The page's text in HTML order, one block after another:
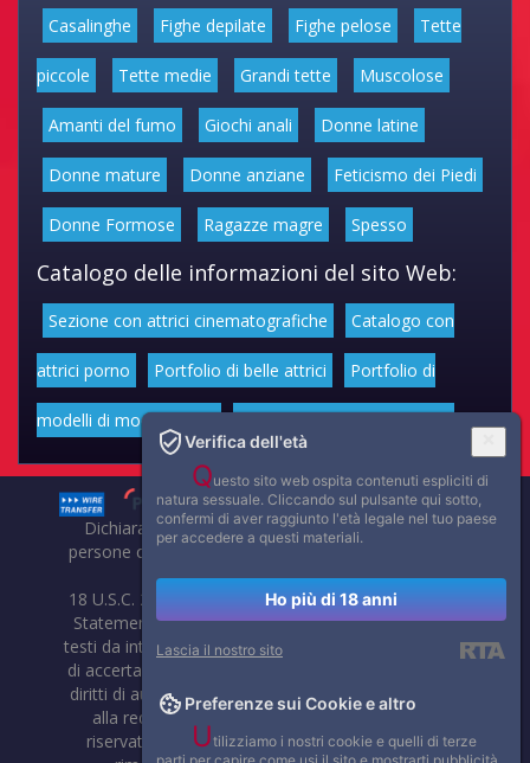
Casalinghe Fighe depilate Fighe pelose Tette
piccole Tette medie Grandi tette Muscolose
Amanti del fumo Giochi anali Donne latine
Donne mature Donne anziane Feticismo dei Piedi
Donne Formose Ragazze magre Spesso
Catalogo delle informazioni del sito Web:
Sezione con attrici cinematografiche Catalogo con
attrici porno Portfolio di belle attrici Portfolio di
modelli di moda volgari Affascinanti star dello sport
Dichiarazione di non responsabilità: tutti i membri e le
persone che compaiono su questo sito hanno almeno 18
anni.
18 U.S.C. 2257 Record-Keeping Requirements Compliance
Statement. Affaritaliani, prima di pubblicare foto, video o
testi da internet, compie tutte le opportune verifiche al fine
di accertarne il libero regime di circolazione e non violare i
diritti di autore o altri diritti esclusivi di terzi. Per segnalare
alla redazione eventuali errori nell'uso del materiale
riservato, scriveteci: provvederemo prontamente alla
Verifica dell'età
Questo sito web ospita contenuti espliciti di
natura sessuale. Cliccando sul pulsante qui sotto,
confermi di aver raggiunto l'età legale nel tuo paese
per accedere a questi materiali.
Ho più di 18 anni
Lascia il nostro sito
Preferenze sui Cookie e altro
Utilizziamo i nostri cookie e quelli di terze